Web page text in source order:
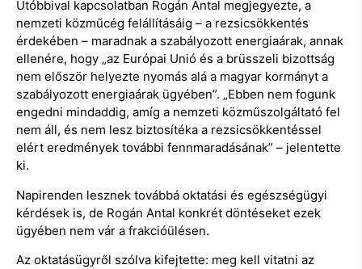
Utóbbival kapcsolatban Rogán Antal megjegyezte, a
nemzeti közműcég felállításáig – a rezsicsökkentés
érdekében – maradnak a szabályozott energiaárak, annak
ellenére, hogy „az Európai Unió és a brüsszeli bizottság
nem először helyezte nyomás alá a magyar kormányt a
szabályozott energiaárak ügyében”. „Ebben nem fogunk
engedni mindaddig, amíg a nemzeti közműszolgáltató fel
nem áll, és nem lesz biztosítéka a rezsicsökkentéssel
elért eredmények további fennmaradásának” – jelentette
ki.
Napirenden lesznek továbbá oktatási és egészségügyi
kérdések is, de Rogán Antal konkrét döntéseket ezek
ügyében nem vár a frakcióülésen.
Az oktatásügyről szólva kifejtette: meg kell vitatni az